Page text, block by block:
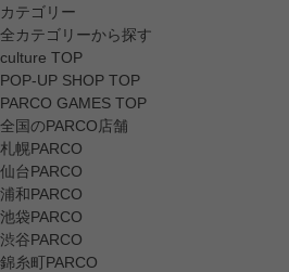
カテゴリー
全カテゴリーから探す
culture TOP
POP-UP SHOP TOP
PARCO GAMES TOP
全国のPARCO店舗
札幌PARCO
仙台PARCO
浦和PARCO
池袋PARCO
渋谷PARCO
錦糸町PARCO